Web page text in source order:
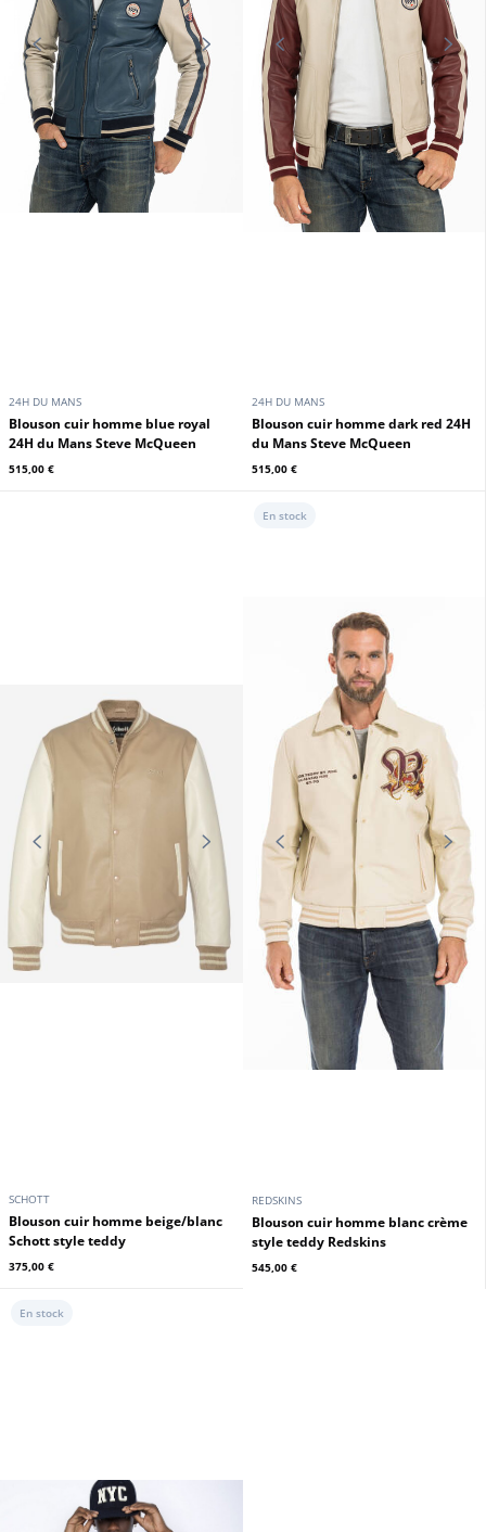
24H DU MANS
Blouson cuir homme blue royal
24H du Mans Steve McQueen
515,00 €
24H DU MANS
Blouson cuir homme dark red 24H
du Mans Steve McQueen
515,00 €
SCHOTT
Blouson cuir homme beige/blanc
Schott style teddy
375,00 €
REDSKINS
Blouson cuir homme blanc crème
style teddy Redskins
545,00 €
En stock
En stock